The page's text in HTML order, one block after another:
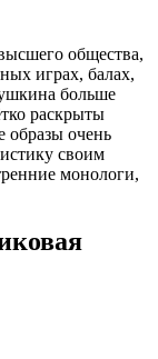
общества,
играх, балах,
больше
раскрыты
образы очень
своим
монологи,